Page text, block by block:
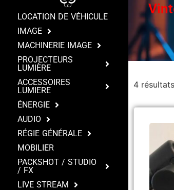
LOCATION DE VÉHICULE
IMAGE
MACHINERIE IMAGE
PROJECTEURS
LUMIÈRE
ACCESSOIRES
LUMIERE
ÉNERGIE
AUDIO
RÉGIE GÉNÉRALE
MOBILIER
PACKSHOT / STUDIO
/ FX
LIVE STREAM
4